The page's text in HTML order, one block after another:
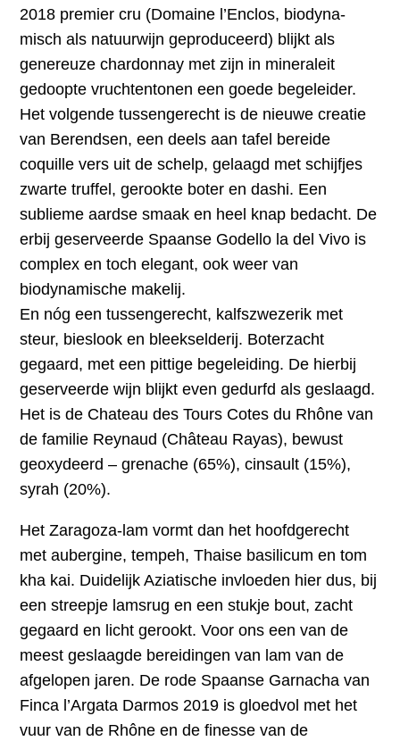
2018 premier cru (Domaine l’Enclos, biodyna-
misch als natuurwijn geproduceerd) blijkt als
genereuze chardonnay met zijn in mineraleit
gedoopte vruchtentonen een goede begeleider.
Het volgende tussengerecht is de nieuwe creatie
van Berendsen, een deels aan tafel bereide
coquille vers uit de schelp, gelaagd met schijfjes
zwarte truffel, gerookte boter en dashi. Een
sublieme aardse smaak en heel knap bedacht. De
erbij geserveerde Spaanse Godello la del Vivo is
complex en toch elegant, ook weer van
biodynamische makelij.
En nóg een tussengerecht, kalfszwezerik met
steur, bieslook en bleekselderij. Boterzacht
gegaard, met een pittige begeleiding. De hierbij
geserveerde wijn blijkt even gedurfd als geslaagd.
Het is de Chateau des Tours Cotes du Rhône van
de familie Reynaud (Château Rayas), bewust
geoxydeerd – grenache (65%), cinsault (15%),
syrah (20%).
Het Zaragoza-lam vormt dan het hoofdgerecht
met aubergine, tempeh, Thaise basilicum en tom
kha kai. Duidelijk Aziatische invloeden hier dus, bij
een streepje lamsrug en een stukje bout, zacht
gegaard en licht gerookt. Voor ons een van de
meest geslaagde bereidingen van lam van de
afgelopen jaren. De rode Spaanse Garnacha van
Finca l’Argata Darmos 2019 is gloedvol met het
vuur van de Rhône en de finesse van de